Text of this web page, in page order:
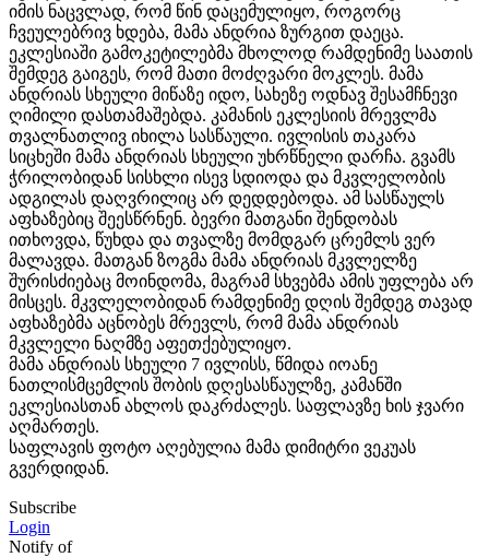
იმის ნაცვლად, რომ წინ დაცემულიყო, როგორც
ჩვეულებრივ ხდება, მამა ანდრია ზურგით დაეცა.
ეკლესიაში გამოკეტილებმა მხოლოდ რამდენიმე საათის
შემდეგ გაიგეს, რომ მათი მოძღვარი მოკლეს. მამა
ანდრიას სხეული მიწაზე იდო, სახეზე ოდნავ შესამჩნევი
ღიმილი დასთამაშებდა. კამანის ეკლესიის მრევლმა
თვალნათლივ იხილა სასწაული. ივლისის თაკარა
სიცხეში მამა ანდრიას სხეული უხრწნელი დარჩა. გვამს
ჭრილობიდან სისხლი ისევ სდიოდა და მკვლელობის
ადგილას დაღვრილიც არ დედდებოდა. ამ სასწაულს
აფხაზებიც შეესწრნენ. ბევრი მათგანი შენდობას
ითხოვდა, წუხდა და თვალზე მომდგარ ცრემლს ვერ
მალავდა. მათგან ზოგმა მამა ანდრიას მკვლელზე
შურისძიებაც მოინდომა, მაგრამ სხვებმა ამის უფლება არ
მისცეს. მკვლელობიდან რამდენიმე დღის შემდეგ თავად
აფხაზებმა აცნობეს მრევლს, რომ მამა ანდრიას
მკვლელი ნაღმზე აფეთქებულიყო.
მამა ანდრიას სხეული 7 ივლისს, წმიდა იოანე
ნათლისმცემლის შობის დღესასწაულზე, კამანში
ეკლესიასთან ახლოს დაკრძალეს. საფლავზე ხის ჯვარი
აღმართეს.
საფლავის ფოტო აღებულია მამა დიმიტრი ვეკუას
გვერდიდან.
Subscribe
Login
Notify of